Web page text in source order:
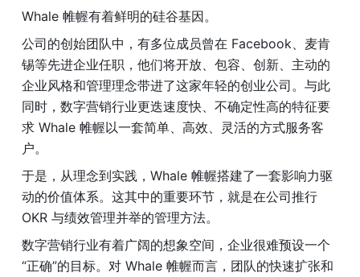
Whale 帷幄有着鲜明的硅谷基因。
公司的创始团队中，有多位成员曾在 Facebook、麦肯
锡等先进企业任职，他们将开放、包容、创新、主动的
企业风格和管理理念带进了这家年轻的创业公司。与此
同时，数字营销行业更迭速度快、不确定性高的特征要
求 Whale 帷幄以一套简单、高效、灵活的方式服务客
户。
于是，从理念到实践，Whale 帷幄搭建了一套影响力驱
动的价值体系。这其中的重要环节，就是在公司推行
OKR 与绩效管理并举的管理方法。
数字营销行业有着广阔的想象空间，企业很难预设一个
“正确”的目标。对 Whale 帷幄而言，团队的快速扩张和